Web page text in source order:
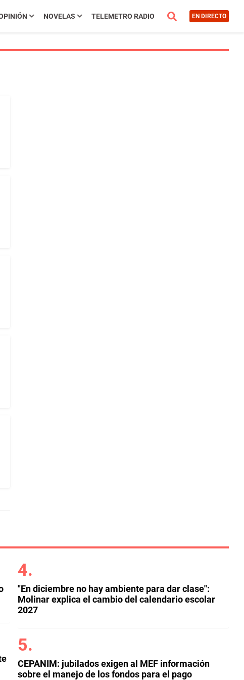
NOVELAS TELEMETRO RADIO EN DIRECTO
"En diciembre no hay ambiente para dar clase":
Molinar explica el cambio del calendario escolar
2027
CEPANIM: jubilados exigen al MEF información
sobre el manejo de los fondos para el pago